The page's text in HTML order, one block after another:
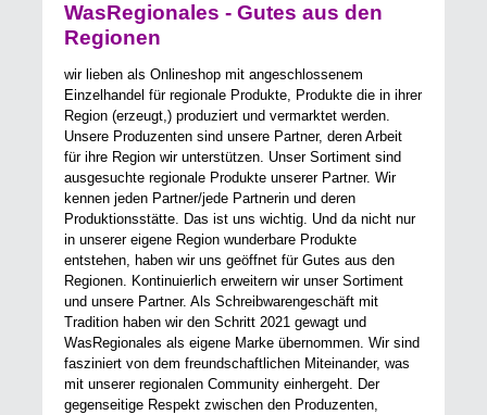
WasRegionales - Gutes aus den
Regionen
wir lieben als Onlineshop mit angeschlossenem
Einzelhandel für regionale Produkte, Produkte die in ihrer
Region (erzeugt,) produziert und vermarktet werden.
Unsere Produzenten sind unsere Partner, deren Arbeit
für ihre Region wir unterstützen. Unser Sortiment sind
ausgesuchte regionale Produkte unserer Partner. Wir
kennen jeden Partner/jede Partnerin und deren
Produktionsstätte. Das ist uns wichtig. Und da nicht nur
in unserer eigene Region wunderbare Produkte
entstehen, haben wir uns geöffnet für Gutes aus den
Regionen. Kontinuierlich erweitern wir unser Sortiment
und unsere Partner. Als Schreibwarengeschäft mit
Tradition haben wir den Schritt 2021 gewagt und
WasRegionales als eigene Marke übernommen. Wir sind
fasziniert von dem freundschaftlichen Miteinander, was
mit unserer regionalen Community einhergeht. Der
gegenseitige Respekt zwischen den Produzenten,